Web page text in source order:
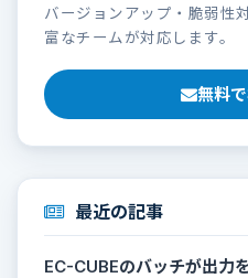
バージョンアップ・脆弱性
富なチームが対応します。
無料
最近の記事
EC-CUBEのバッチが出力